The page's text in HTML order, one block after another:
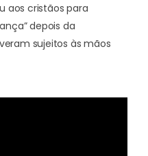
aos cristãos para
depois da
sujeitos às mãos